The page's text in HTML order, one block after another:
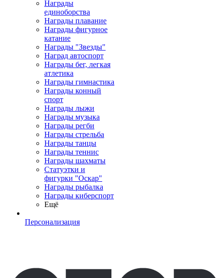
Награды
единоборства
Награды плавание
Награды фигурное
катание
Награды "Звезды"
Наград автоспорт
Награды бег, легкая
атлетика
Награды гимнастика
Награды конный
спорт
Награды лыжи
Награды музыка
Награды регби
Награды стрельба
Награды танцы
Награды теннис
Награды шахматы
Статуэтки и
фигурки "Оскар"
Награды рыбалка
Награды киберспорт
Ещё
Персонализация